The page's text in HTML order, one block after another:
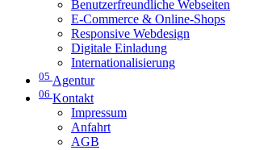
Benutzerfreundliche Webseiten
E-Commerce & Online-Shops
Responsive Webdesign
Digitale Einladung
Internationalisierung
05 Agentur
06 Kontakt
Impressum
Anfahrt
AGB